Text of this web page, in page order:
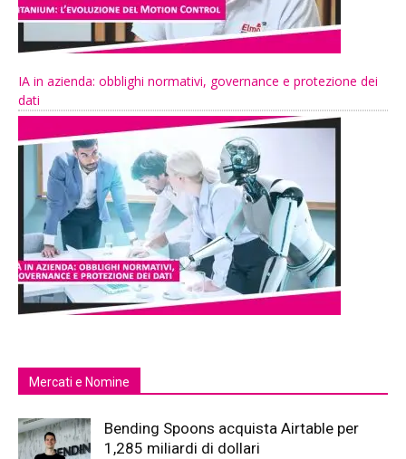
IA in azienda: obblighi normativi, governance e protezione dei
dati
Mercati e Nomine
Bending Spoons acquista Airtable per
1,285 miliardi di dollari